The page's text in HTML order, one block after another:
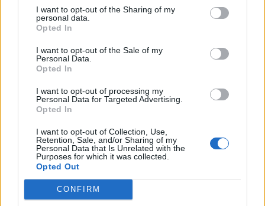
I want to opt-out of the Sharing of my
personal data.
Opted In
I want to opt-out of the Sale of my
Personal Data.
Opted In
I want to opt-out of processing my
Personal Data for Targeted Advertising.
Opted In
I want to opt-out of Collection, Use,
Retention, Sale, and/or Sharing of my
Personal Data that Is Unrelated with the
Purposes for which it was collected.
Opted Out
CONFIRM
εξαγωγές, δηλώνει ο υπ. Ενέργειας
23 Ιουνίου 2026
ΣΧΕΤΙΚΑ ΑΡΘΡΑ